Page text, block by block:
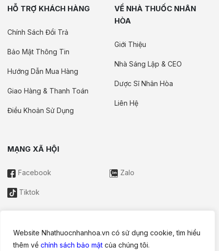
Website Nhathuocnhanhoa.vn có sử dụng cookie, tìm hiểu
thêm về chính sách bảo mật của chúng tôi.
HỖ TRỢ KHÁCH HÀNG
Chính Sách Đổi Trả
Bảo Mật Thông Tin
Hướng Dẫn Mua Hàng
Giao Hàng & Thanh Toán
Điều Khoản Sử Dụng
VỀ NHÀ THUỐC NHÂN
HÒA
Giới Thiệu
Nhà Sáng Lập & CEO
Dược Sĩ Nhân Hòa
Liên Hệ
MẠNG XÃ HỘI
Facebook Zalo
Tiktok
Thông tin trên website này chỉ mang tính chất nội bộ tham khảo;